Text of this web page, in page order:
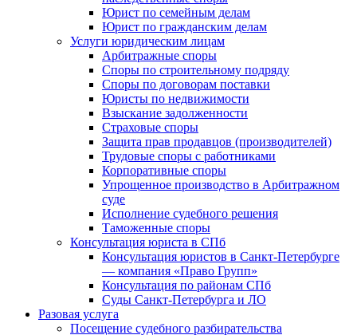
Юрист по семейным делам
Юрист по гражданским делам
Услуги юридическим лицам
Арбитражные споры
Споры по строительному подряду
Споры по договорам поставки
Юристы по недвижимости
Взыскание задолженности
Страховые споры
Защита прав продавцов (производителей)
Трудовые споры с работниками
Корпоративные споры
Упрощенное производство в Арбитражном
суде
Исполнение судебного решения
Таможенные споры
Консультация юриста в СПб
Консультация юристов в Санкт-Петербурге
— компания «Право Групп»
Консультация по районам СПб
Суды Санкт-Петербурга и ЛО
Разовая услуга
Посещение судебного разбирательства